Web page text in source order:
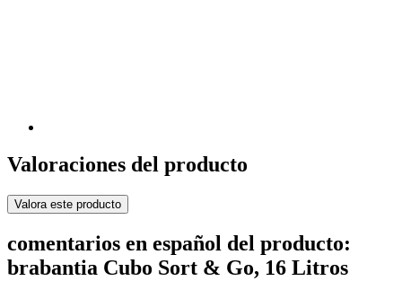
Valoraciones del producto
Valora este producto
comentarios en español del producto:
brabantia Cubo Sort & Go, 16 Litros